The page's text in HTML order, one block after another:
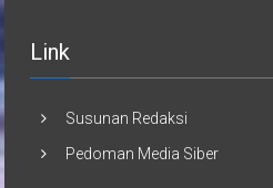
Link
Susunan Redaksi
Pedoman Media Siber